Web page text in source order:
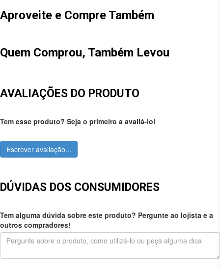
Aproveite e Compre Também
Quem Comprou, Também Levou
AVALIAÇÕES DO PRODUTO
Tem esse produto? Seja o primeiro a avaliá-lo!
Escrever avaliação...
DÚVIDAS DOS CONSUMIDORES
Tem alguma dúvida sobre este produto? Pergunte ao lojista e a
outros compradores!